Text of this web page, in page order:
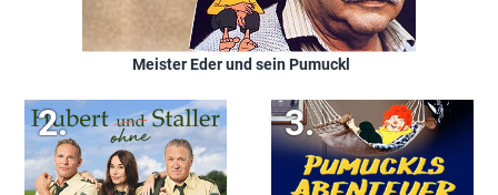
Meister Eder und sein Pumuckl